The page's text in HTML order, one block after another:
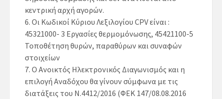
κεντρική αρχή αγορών.
6. Oι Κωδικοί Κύριου Λεξιλογίου CPV είναι :
45321000- 3 Εργασίες θερμομόνωσης, 45421100-5
Τοποθέτηση θυρών, παραθύρων και συναφών
στοιχείων
7. Ο Ανοικτός Ηλεκτρονικός Διαγωνισμός και η
επιλογή Αναδόχου θα γίνουν σύμφωνα με τις
διατάξεις του Ν.4412/2016 (ΦΕΚ 147/08.08.2016